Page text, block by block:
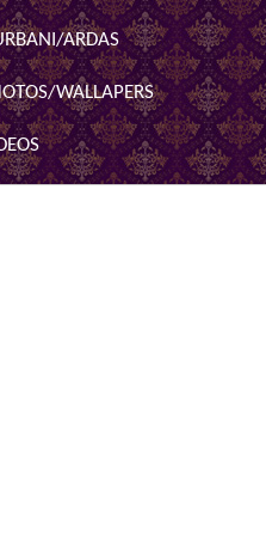
ARDAS
WALLAPERS